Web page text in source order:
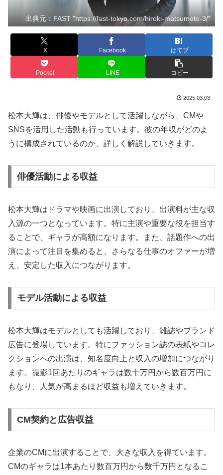
出典元：FAST "https://fast-tokyo.com/hiroki-matsumoto-3/"
X Facebook はてブ
Pocket LINE コピー
2025.03.03
松本大輝は、俳優やモデルとして活躍しながら、CMや
SNSを活用した活動も行っています。彼の年収がどのよ
うに構成されているのか、詳しく解説していきます。
俳優活動による収益
松本大輝はドラマや映画に出演しており、出演料が主な収
入源の一つとなっています。特に主演や重要な役を担当す
ることで、ギャラが高額になります。また、話題作への出
演によって注目を集めると、さらなる仕事のオファーが増
え、安定した収入につながります。
モデル活動による収益
松本大輝はモデルとしても活躍しており、雑誌やブランド
広告に登場しています。特にファッション誌の表紙やコレ
クションへの出演は、知名度向上と収入の増加につながり
ます。撮影1回あたりのギャラは数十万円から数百万円に
もなり、人気が高まるほど収益も増えていきます。
CM契約と広告収益
企業のCMに出演することで、大きな収入を得ています。
CMのギャラは1本あたり数百万円から数千万円となるこ